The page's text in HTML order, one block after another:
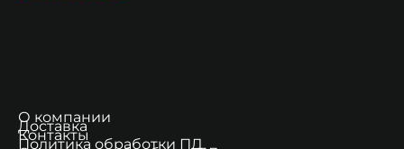
О компании
Доставка
Контакты
Политика обработки ПД